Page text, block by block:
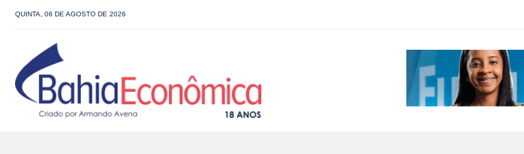
QUINTA, 06 DE AGOSTO DE 2026